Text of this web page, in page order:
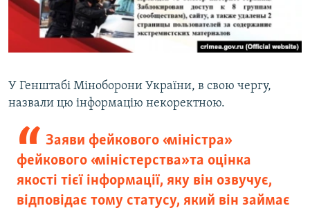
У Генштабі Міноборони України, в свою чергу,
назвали цю інформацію некоректною.
Заяви фейкового «міністра»
фейкового «міністерства» та оцінка
якості тієї інформації, яку він озвучує,
відповідає тому статусу, який він займає